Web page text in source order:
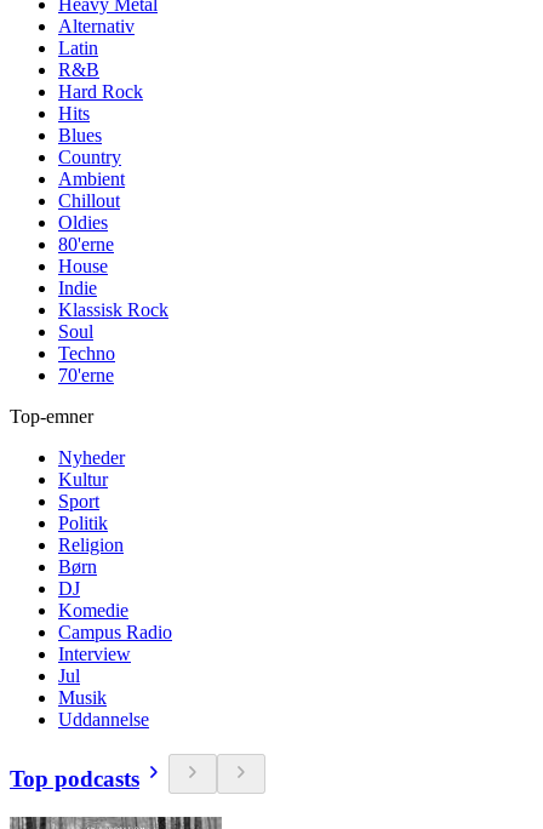
Heavy Metal
Alternativ
Latin
R&B
Hard Rock
Hits
Blues
Country
Ambient
Chillout
Oldies
80'erne
House
Indie
Klassisk Rock
Soul
Techno
70'erne
Top-emner
Nyheder
Kultur
Sport
Politik
Religion
Børn
DJ
Komedie
Campus Radio
Interview
Jul
Musik
Uddannelse
Top podcasts